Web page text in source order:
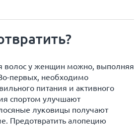
волос у женщин можно, выполняя
первых, необходимо
питания и активного
спортом улучшают
луковицы получают
Предотвратить алопецию